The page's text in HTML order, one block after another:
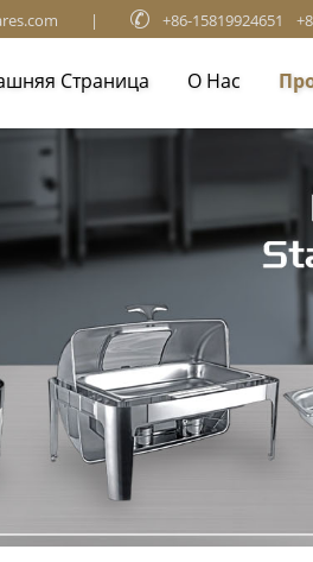
|  +86-15819924651
Страница О Нас